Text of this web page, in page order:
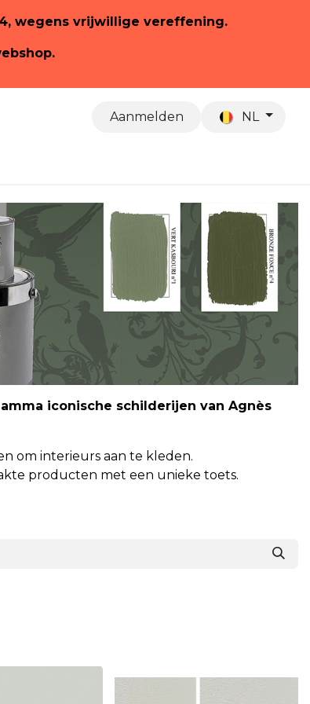
wegens vrijwillige vereffening.
Aanmelden NL
iconische schilderijen van Agnès
om interieurs aan te kleden.
producten met een unieke toets.